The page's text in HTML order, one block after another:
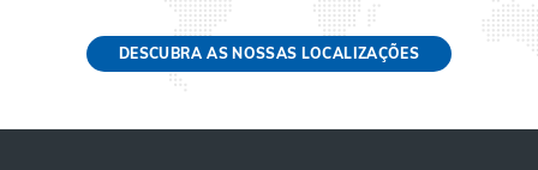
DESCUBRA AS NOSSAS LOCALIZAÇÕES